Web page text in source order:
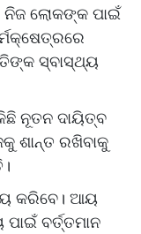
ନିଜ ଲୋକଙ୍କ ପାଇଁ
ସ୍ବାସ୍ଥ୍ୟ
ନୂତନ ଦାୟିତ୍ବ
ଶାନ୍ତ ରଖିବାକୁ
କରିବେ। ଆୟ
ବର୍ତ୍ତମାନ